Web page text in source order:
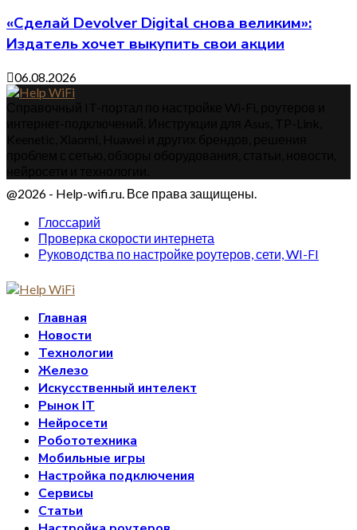
«Сделай Devolver Digital снова великим»:
Издатель хочет выкупить свои акции
06.08.2026
@2026 - Help-wifi.ru. Все права защищены.
Глоссарий
Проверка скорости интернета
Руководства по настройке роутеров, сети, WI-FI
Главная
Новости
Технологии
Железо
Искусственный интелект
Рынок IT
Нейросети
Робототехника
Мобильные игры
Настройка подключения
Сервисы
Статьи